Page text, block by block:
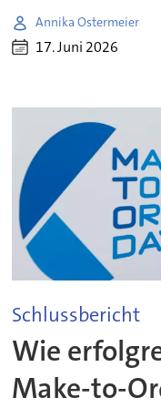
Annika Ostermeier
17. Juni 2026
Schlussbericht
Wie
Make-to-